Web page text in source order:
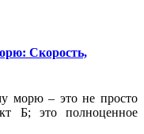
Скорость,
морю – это не просто
Б; это полноценное